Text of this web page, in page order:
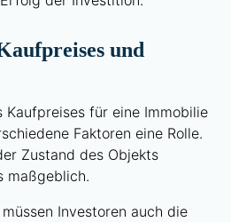
und
für eine Immobilie
Faktoren eine Rolle.
Zustand des Objekts
maßgeblich.
Investoren auch die